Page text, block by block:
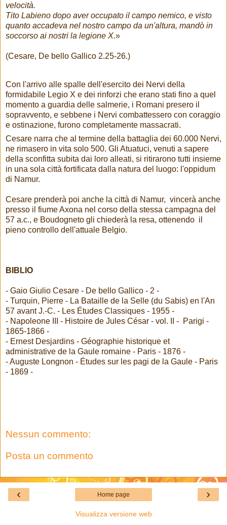
velocità.
Tito Labieno dopo aver occupato il campo nemico, e visto
quanto accadeva nel nostro campo da un'altura, mandò in
soccorso ai nostri la legione X.»
(Cesare, De bello Gallico 2.25-26.)
Con l'arrivo alle spalle dell'esercito dei Nervi della
formidabile Legio X e dei rinforzi che erano stati fino a quel
momento a guardia delle salmerie, i Romani presero il
sopravvento, e sebbene i Nervi combattessero con coraggio
e ostinazione, furono completamente massacrati.
Cesare narra che al termine della battaglia dei 60.000 Nervi,
ne rimasero in vita solo 500. Gli Atuatuci, venuti a sapere
della sconfitta subita dai loro alleati, si ritirarono tutti insieme
in una sola città fortificata dalla natura del luogo: l'oppidum
di Namur.
Cesare prenderà poi anche la città di Namur, vincerà anche
presso il fiume Axona nel corso della stessa campagna del
57 a.c., e Boudogneto gli chiederà la resa, ottenendo il
pieno controllo dell'attuale Belgio.
BIBLIO
- Gaio Giulio Cesare - De bello Gallico - 2 -
- Turquin, Pierre - La Bataille de la Selle (du Sabis) en l'An
57 avant J.-C. - Les Études Classiques - 1955 -
- Napoleone III - Histoire de Jules César - vol. II - Parigi -
1865-1866 -
- Ernest Desjardins - Géographie historique et
administrative de la Gaule romaine - Paris - 1876 -
- Auguste Longnon - Études sur les pagi de la Gaule - Paris
- 1869 -
Nessun commento:
Posta un commento
‹ ›
Home page
Visualizza versione web